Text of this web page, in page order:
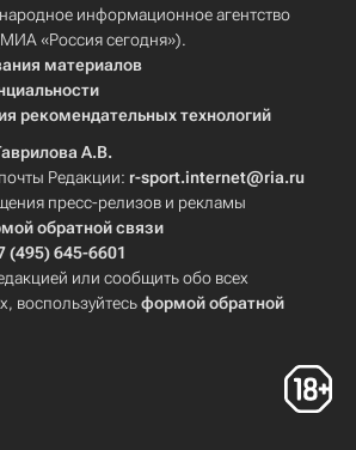
информационное агентство
«Россия сегодня»).
материалов
рекомендательных технологий
А.В.
Редакции: r-sport.internet@ria.ru
пресс-релизов и рекламы
обратной связи
(495) 645-6601
или сообщить обо всех
воспользуйтесьформой обратной